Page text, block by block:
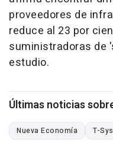
proveedores de
reduce al 23 por
suministradoras de
estudio.
Últimas noticias
Nueva Economía T-